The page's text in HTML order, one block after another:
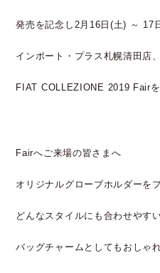
発売を記念し2月16日(土) ～ 17
インポート・プラス札幌清田店
FIAT COLLEZIONE 2019 Fairを
Fairへご来場の皆さまへ
オリジナルグローブホルダーを
どんなスタイルにも合わせやす
バッグチャームとしてもおしゃ